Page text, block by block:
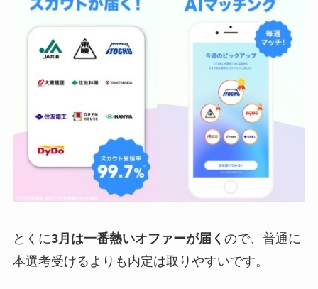
とくに3月は一番熱いオファーが届く ので、普通に
本選考受けるよりも内定は取りやすいです。